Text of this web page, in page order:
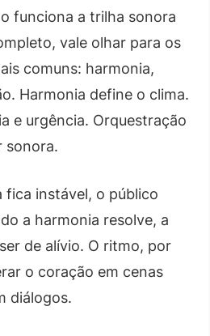
funciona a trilha sonora
vale olhar para os
comuns: harmonia,
Harmonia define o clima.
e urgência. Orquestração
sonora.
fica instável, o público
a harmonia resolve, a
de alívio. O ritmo, por
o coração em cenas
diálogos.